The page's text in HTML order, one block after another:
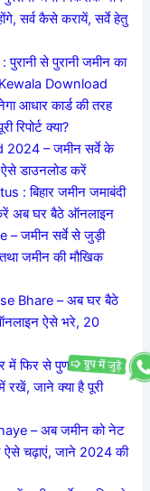
सर्व कैसे करायें, सर्वे हेतु
से पुरानी जमीन का
Download
आधार कार्ड की तरह
क्या?
– जमीन सर्वे के
ऐसे डाउनलोड करें
: बिहार जमीन जमाबंदी
अब घर बैठे ऑनलाइन
जमीन सर्वे से जुड़ी
जमीन की मौखिक
Bhare – अब घर बैठे
ऑनलाइन ऐसे भरे, 20
में फिर से पुण: सर्वे का
रखें, जाने क्या है पूरी
– अब जमीन को नेट
ऐसे चढ़ाएं, जाने 2024 की